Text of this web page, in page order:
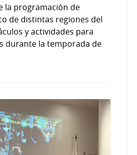
la programación de
de distintas regiones del
y actividades para
durante la temporada de